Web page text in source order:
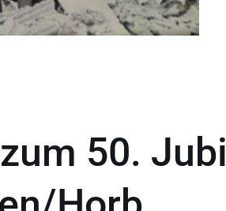
50.